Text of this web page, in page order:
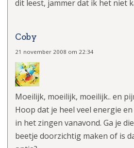
dit leest, jammer dat ik het niet
Coby
21 november 2008 om 22:34
Moeilijk, moeilijk, moeilijk.. en
Hoop dat je heel veel energie
in het zingen vanavond. Ga je
beetje doorzichtig maken of is